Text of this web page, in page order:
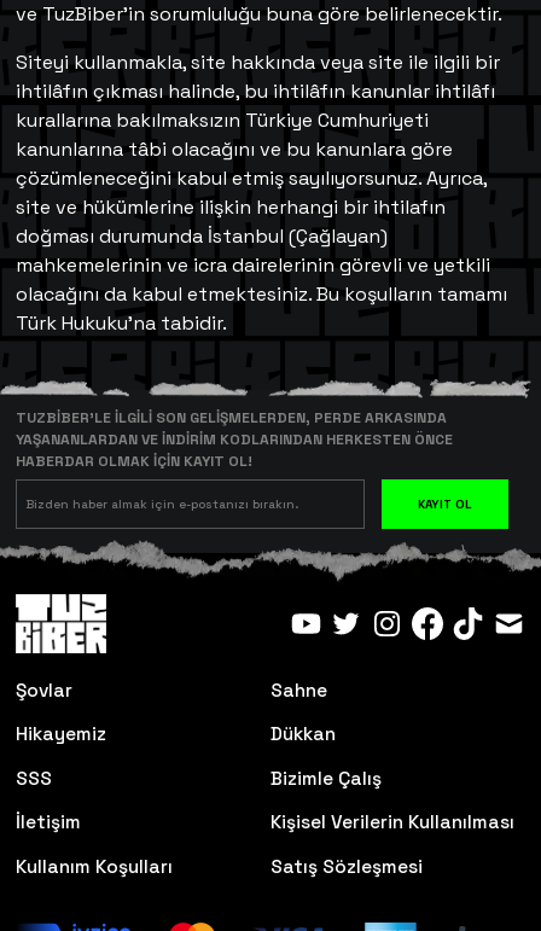
ve TuzBiber’in sorumluluğu buna göre belirlenecektir.
Siteyi kullanmakla, site hakkında veya site ile ilgili bir
ihtilâfın çıkması halinde, bu ihtilâfın kanunlar ihtilâfı
kurallarına bakılmaksızın Türkiye Cumhuriyeti
kanunlarına tâbi olacağını ve bu kanunlara göre
çözümleneceğini kabul etmiş sayılıyorsunuz. Ayrıca,
site ve hükümlerine ilişkin herhangi bir ihtilafın
doğması durumunda İstanbul (Çağlayan)
mahkemelerinin ve icra dairelerinin görevli ve yetkili
olacağını da kabul etmektesiniz. Bu koşulların tamamı
Türk Hukuku’na tabidir.
TUZBİBER’LE İLGİLİ SON GELİŞMELERDEN, PERDE ARKASINDA
YAŞANANLARDAN VE İNDİRİM KODLARINDAN HERKESTEN ÖNCE
HABERDAR OLMAK İÇİN KAYIT OL!
KAYIT OL
Şovlar
Sahne
Hikayemiz
Dükkan
SSS
Bizimle Çalış
İletişim
Kişisel Verilerin Kullanılması
Kullanım Koşulları
Satış Sözleşmesi